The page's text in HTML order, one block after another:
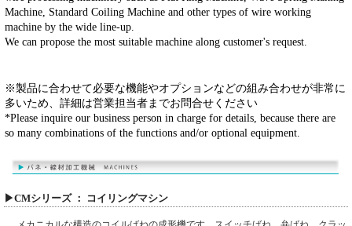
Machine, Standard Coiling Machine and other types of wire working
machine by the wide line-up.
We can propose the most suitable machine along customer's request.
※製品に合わせて必要な機能やオプションなどの組み合わせが非常に
多いため、詳細は営業担当者までお問合せください
*Please inquire our business person in charge for details, because there are
so many combinations of the functions and/or optional equipment.
▶CMシリーズ ： コイリングマシン